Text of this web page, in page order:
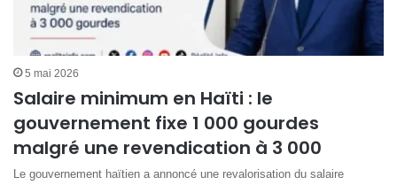
5 mai 2026
Salaire minimum en Haïti : le
gouvernement fixe 1 000 gourdes
malgré une revendication à 3 000
Le gouvernement haïtien a annoncé une revalorisation du salaire